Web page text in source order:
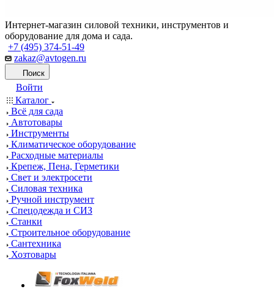
Интернет-магазин силовой техники, инструментов и
оборудование для дома и сада.
+7 (495) 374-51-49
zakaz@avtogen.ru
Поиск
Войти
Каталог
Всё для сада
Автотовары
Инструменты
Климатическое оборудование
Расходные материалы
Крепеж, Пена, Герметики
Свет и электросети
Силовая техника
Ручной инструмент
Спецодежда и СИЗ
Станки
Строительное оборудование
Сантехника
Хозтовары